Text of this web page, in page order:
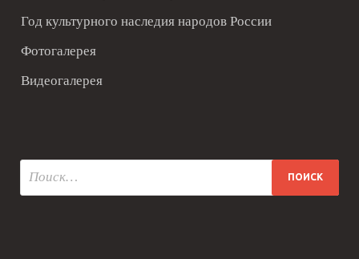
Год культурного наследия народов России
Фотогалерея
Видеогалерея